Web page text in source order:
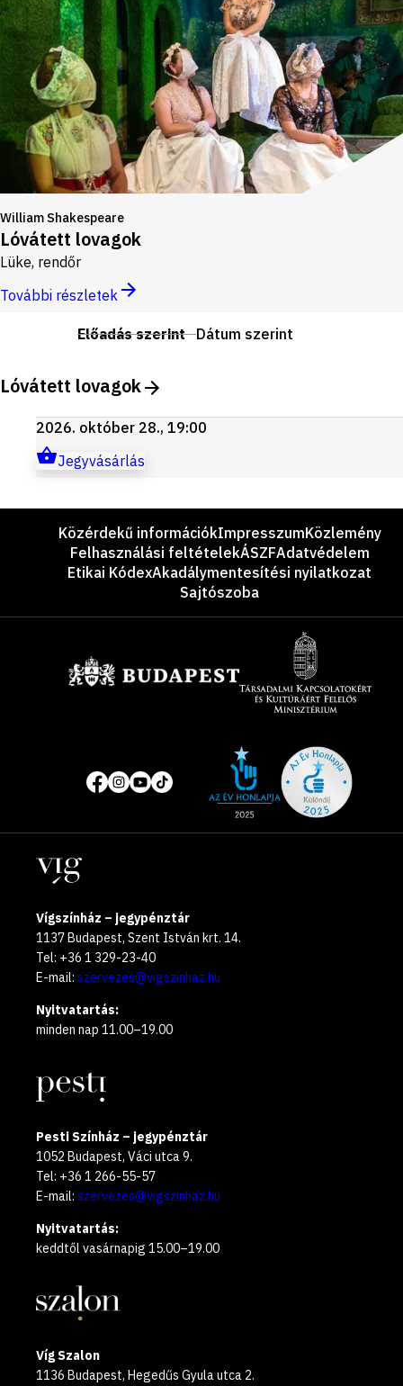
William Shakespeare
Lóvátett lovagok
Lüke, rendőr
További részletek
Előadás szerint Dátum szerint
Lóvátett lovagok
2026. október 28., 19:00
Jegyvásárlás
LáblécKözérdekű információkImpresszumKözlemény
Felhasználási feltételekÁSZFAdatvédelem
Etikai KódexAkadálymentesítési nyilatkozat
Sajtószoba
Közösségi
média
oldalak
of
year
Helyszínek
Vígszínház – jegypénztár
1137 Budapest, Szent István krt. 14.
Tel: +36 1 329-23-40
E-mail: szervezes@vigszinhaz.hu
Nyitvatartás:
minden nap 11.00–19.00
Pesti Színház – jegypénztár
1052 Budapest, Váci utca 9.
Tel: +36 1 266-55-57
E-mail: szervezes@vigszinhaz.hu
Nyitvatartás:
keddtől vasárnapig 15.00–19.00
Víg Szalon
1136 Budapest, Hegedűs Gyula utca 2.